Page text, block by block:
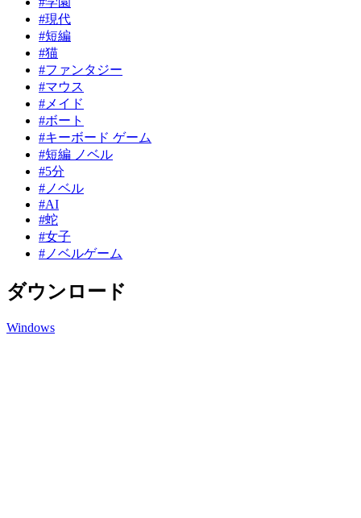
#現代
#短編
#猫
#ファンタジー
#マウス
#メイド
#ボート
#キーボード ゲーム
#短編 ノベル
#5分
#ノベル
#AI
#蛇
#女子
#ノベルゲーム
ダウンロード
Windows